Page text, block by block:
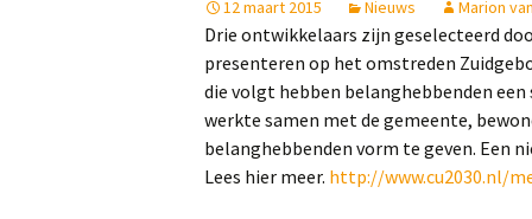
12 maart 2015 Nieuws Marion
Drie ontwikkelaars zijn geselecteerd
presenteren op het omstreden
die volgt hebben belanghebbenden
werkte samen met de gemeente,
belanghebbenden vorm te geven. Een
Lees hier meer. http://www.cu2030.nl/